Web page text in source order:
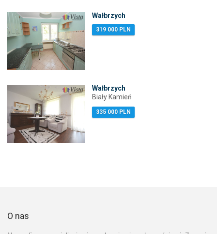
Wałbrzych
319 000 PLN
Wałbrzych
Biały Kamień
335 000 PLN
O nas